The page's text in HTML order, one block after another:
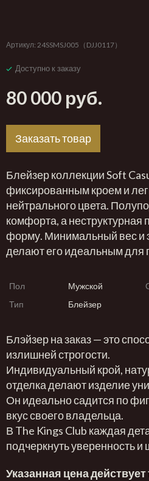
Артикул: 24SSMSJ005（DJJ0117）
Доступно к заказу
80 000 руб.
Заказать товар
Блейзер коллекции Soft
фиксированным кроем и
нейтрального цвета.
комфорта, а неструктурная
форму. Минимальный вес и
делают его идеальным для
Пол Мужской
Тип
Блейзер
Блэйзер на заказ — это
излишней строгости.
Индивидуальный крой,
отделка делают изделие
Он идеально садится по
вкус своего владельца.
В The Kings Club каждая
подчеркнуть уверенность
Указанная цена